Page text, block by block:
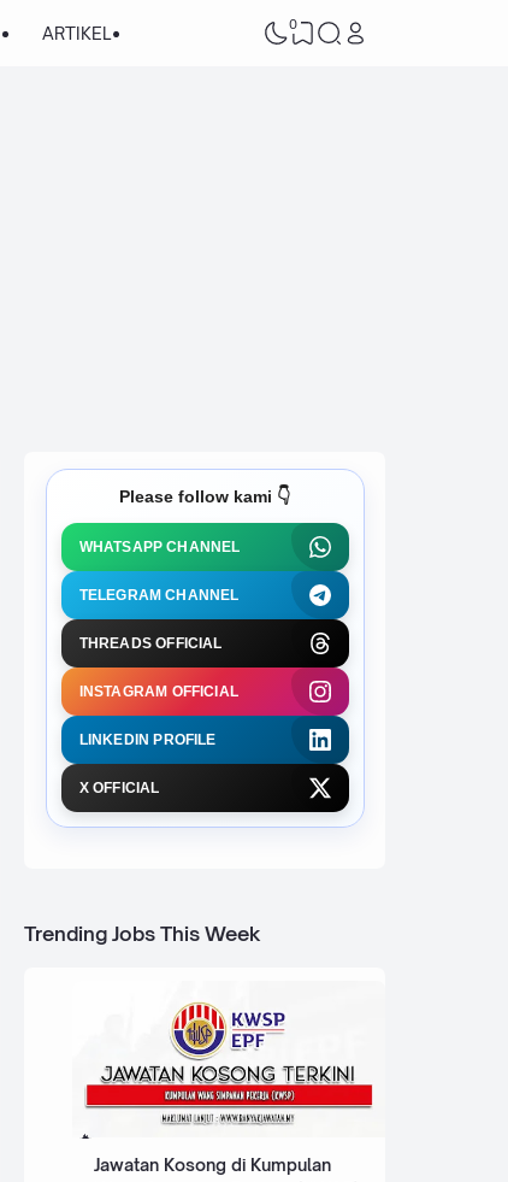
ARTIKEL 0
Please follow kami 👇
WHATSAPP CHANNEL
TELEGRAM CHANNEL
THREADS OFFICIAL
INSTAGRAM OFFICIAL
LINKEDIN PROFILE
X OFFICIAL
Trending Jobs This Week
Jawatan Kosong di Kumpulan